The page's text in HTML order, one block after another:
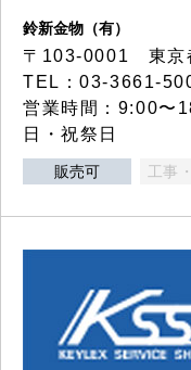
鈴新金物（有）
〒103-0001 東京
TEL：03-3661-
営業時間：9:00〜
日・祝祭日
販売可 工事